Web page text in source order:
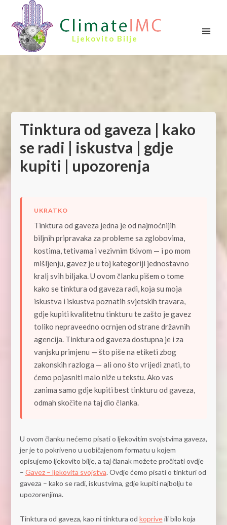
Ljekovito Bilje
Tinktura od gaveza | kako
se radi | iskustva | gdje
kupiti | upozorenja
UKRATKO
Tinktura od gaveza jedna je od najmoćnijih
biljnih pripravaka za probleme sa zglobovima,
kostima, tetivama i vezivnim tkivom — i po mom
mišljenju, gavez je u toj kategoriji jednostavno
kralj svih biljaka. U ovom članku pišem o tome
kako se tinktura od gaveza radi, koja su moja
iskustva i iskustva poznatih svjetskih travara,
gdje kupiti kvalitetnu tinkturu te zašto je gavez
toliko nepraveedno ocrnjen od strane državnih
agencija. Tinktura od gaveza dostupna je i za
vanjsku primjenu — što piše na etiketi zbog
zakonskih razloga — ali ono što vrijedi znati, to
ćemo pojasniti malo niže u tekstu. Ako vas
zanima samo gdje kupiti best tinkturu od gaveza,
odmah skočite na taj dio članka.
U ovom članku nećemo pisati o ljekovitim svojstvima gaveza,
jer je to pokriveno u uobičajenom formatu u kojem
opisujemo ljekovito bilje, a taj članak možete pročitati ovdje
– Gavez – ljekovita svojstva. Ovdje ćemo pisati o tinkturi od
gaveza – kako se radi, iskustvima, gdje kupiti najbolju te
upozorenjima.
Tinktura od gaveza, kao ni tinktura od kopriveili bilo koja